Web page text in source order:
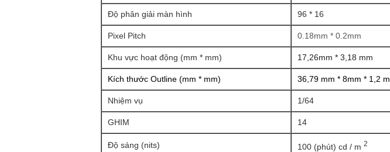
Độ phân giải màn hình 96 * 16
Pixel Pitch 0.18mm * 0.2mm
Khu vực hoạt động (mm * mm) 17,26mm * 3,18 mm
Kích thước Outline (mm * mm) 36,79 mm * 8mm * 1,2
Nhiệm vụ 1/64
GHIM 14
Độ sáng (nits) 100 (phút) cd / m 2